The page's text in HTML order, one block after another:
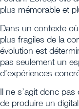
plus mémorable et
Dans un contexte
plus fragiles de la
évolution est
pas seulement un
d’expériences
Il ne s’agit donc
de produire un